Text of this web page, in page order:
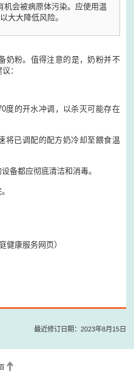
机会被病原体污染。应使用温
大大降低风险。
奶粉。值得注意的是，奶粉并不
：
度的开水冲调，以杀灭可能存在
将已调配的配方奶冷却至餵食温
备都应彻底清洁和消毒。
健康服务网页）
最近修订日期：2023年8月15日